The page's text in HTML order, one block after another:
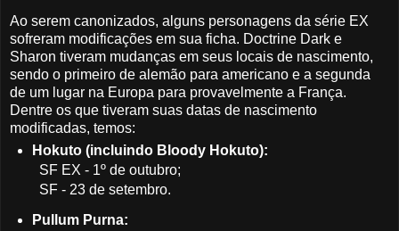
Ao serem canonizados, alguns personagens da série EX
sofreram modificações em sua ficha. Doctrine Dark e
Sharon tiveram mudanças em seus locais de nascimento,
sendo o primeiro de alemão para americano e a segunda
de um lugar na Europa para provavelmente a França.
Dentre os que tiveram suas datas de nascimento
modificadas, temos:
Hokuto (incluindo Bloody Hokuto):
SF EX - 1º de outubro;
SF - 23 de setembro.
Pullum Purna: